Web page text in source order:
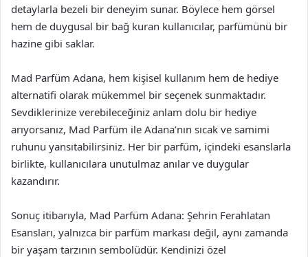
detaylarla bezeli bir deneyim sunar. Böylece hem görsel
hem de duygusal bir bağ kuran kullanıcılar, parfümünü bir
hazine gibi saklar.
Mad Parfüm Adana, hem kişisel kullanım hem de hediye
alternatifi olarak mükemmel bir seçenek sunmaktadır.
Sevdiklerinize verebileceğiniz anlam dolu bir hediye
arıyorsanız, Mad Parfüm ile Adana’nın sıcak ve samimi
ruhunu yansıtabilirsiniz. Her bir parfüm, içindeki esanslarla
birlikte, kullanıcılara unutulmaz anılar ve duygular
kazandırır.
Sonuç itibarıyla, Mad Parfüm Adana: Şehrin Ferahlatan
Esansları, yalnızca bir parfüm markası değil, aynı zamanda
bir yaşam tarzının sembolüdür. Kendinizi özel